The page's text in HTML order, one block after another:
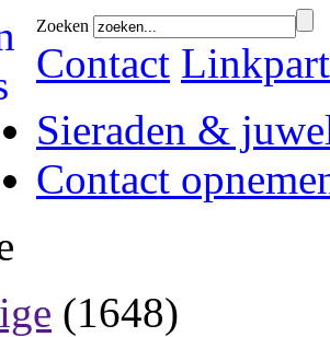
Zoeken
Contact
Sieraden &
Contact
(1648)